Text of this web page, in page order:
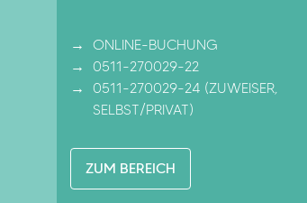
ONLINE-BUCHUNG
0511-270029-22
0511-270029-24 (ZUWEISER,
SELBST/PRIVAT)
ZUM BEREICH